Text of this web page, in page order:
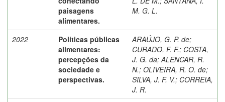
paisagens
alimentares.
M. G. L.
2022
Políticas públicas
alimentares:
percepções da
sociedade e
perspectivas.
ARAÚJO, G. P. de;
CURADO, F. F.; COSTA,
J. G. da; ALENCAR, R.
N.; OLIVEIRA, R. O. de;
SILVA, J. F. V.; CORREIA,
J. R.